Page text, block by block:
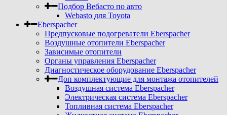
Подбор Вебасто по авто
Webasto для Toyota
Eberspacher
Предпусковые подогреватели Eberspacher
Воздушные отопители Eberspacher
Зависимые отопители
Органы управления Eberspacher
Диагностическое оборудование Eberspacher
Доп комплектующие для монтажа отопителей
Воздушная система Eberspacher
Электрическая система Eberspacher
Топливная система Eberspacher